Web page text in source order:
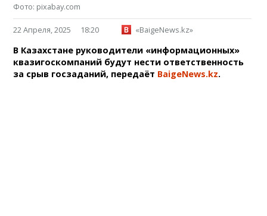
Фото: pixabay.com
22 Апреля, 2025 18:20 «BaigeNews.kz»
В Казахстане руководители «информационных»
квазигоскомпаний будут нести ответственность
за срыв госзаданий, передаёт BaigeNews.kz.